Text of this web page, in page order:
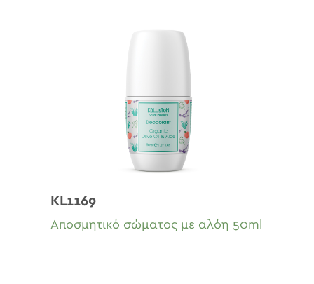
KL1169
Αποσμητικό σώματος με αλόη 50ml